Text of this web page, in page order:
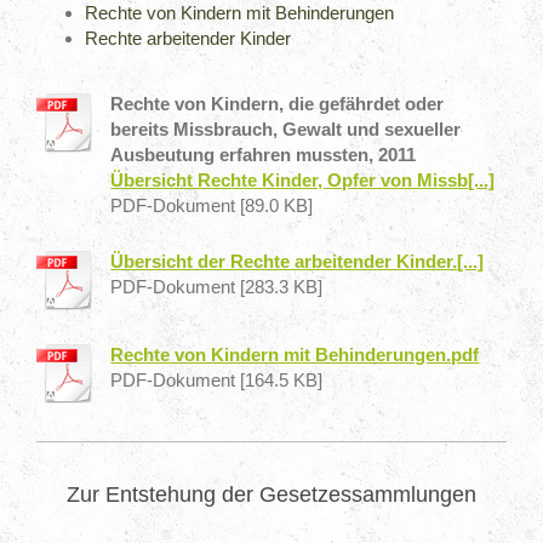
Rechte von Kindern mit Behinderungen
Rechte arbeitender Kinder
Rechte von Kindern, die gefährdet oder
bereits Missbrauch, Gewalt und sexueller
Ausbeutung erfahren mussten, 2011
Übersicht Rechte Kinder, Opfer von Missb[...]
PDF-Dokument [89.0 KB]
Übersicht der Rechte arbeitender Kinder.[...]
PDF-Dokument [283.3 KB]
Rechte von Kindern mit Behinderungen.pdf
PDF-Dokument [164.5 KB]
Zur Entstehung der Gesetzessammlungen